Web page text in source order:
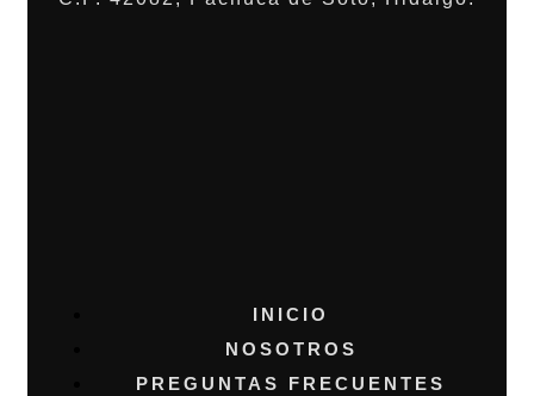
INICIO
NOSOTROS
PREGUNTAS FRECUENTES